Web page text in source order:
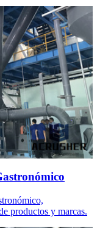
productos y marcas.